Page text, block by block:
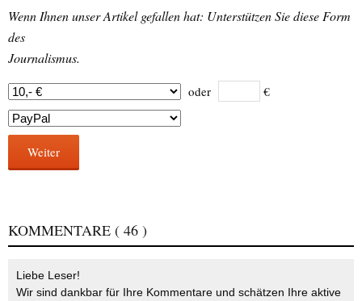
Wenn Ihnen unser Artikel gefallen hat: Unterstützen Sie diese Form
des
Journalismus.
oder €
Weiter
KOMMENTARE ( 46 )
Liebe Leser!
Wir sind dankbar für Ihre Kommentare und schätzen Ihre aktive